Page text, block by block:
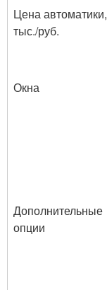
Цена автоматики,
тыс./руб.
Окна
Дополнительные
опции